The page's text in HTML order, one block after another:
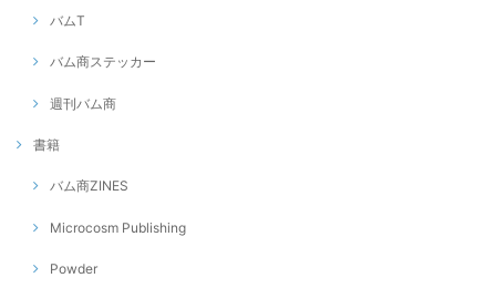
バムT
バム商ステッカー
週刊バム商
書籍
バム商ZINES
Microcosm Publishing
Powder